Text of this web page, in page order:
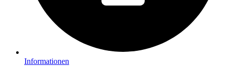
Informationen